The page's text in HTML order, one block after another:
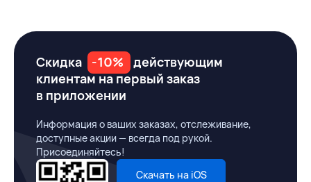
Скидка -10%
действующим
клиентам на первый заказ
в приложении
Информация о ваших заказах, отслеживание,
доступные акции — всегда под рукой.
Присоединяйтесь!
Скачать на iOS